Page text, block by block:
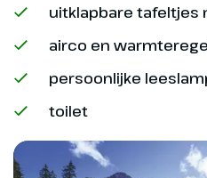
45,-
uitklapbare tafeltjes
airco en
persoonlijke
toilet